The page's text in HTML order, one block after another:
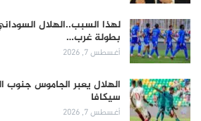
لهذا السبب..الهلال
بطولة غرب…
أغسطس 7, 2026
الهلال يعبر الجاموس جنوب
سيكافا
أغسطس 7, 2026